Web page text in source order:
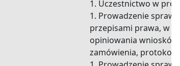
Uczestnictwo w
Prowadzenie spraw
przepisami prawa, w
opiniowania
zamówienia,